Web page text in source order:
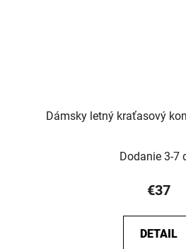
Dámsky letný kraťasový
Dodanie 3-7
€37
DETAIL